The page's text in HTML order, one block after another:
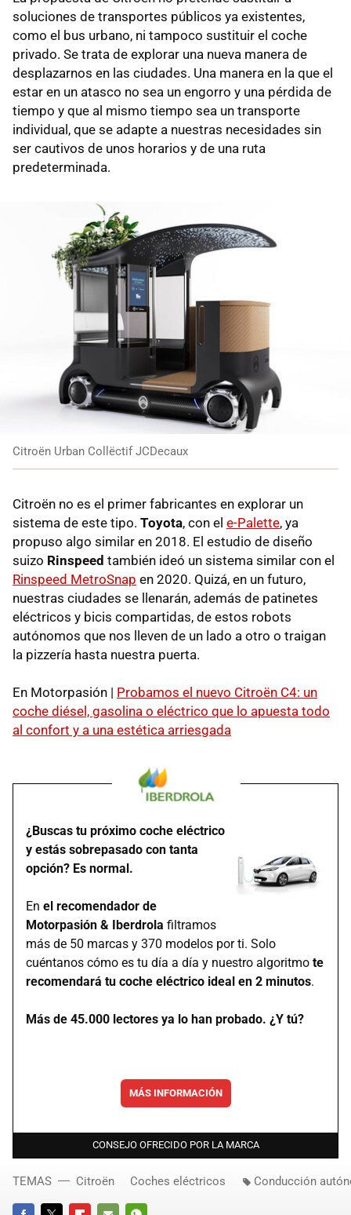
soluciones de transportes públicos ya existentes,
como el bus urbano, ni tampoco sustituir el coche
privado. Se trata de explorar una nueva manera de
desplazarnos en las ciudades. Una manera en la que el
estar en un atasco no sea un engorro y una pérdida de
tiempo y que al mismo tiempo sea un transporte
individual, que se adapte a nuestras necesidades sin
ser cautivos de unos horarios y de una ruta
predeterminada.
Citroën Urban Collëctif JCDecaux
Citroën no es el primer fabricantes en explorar un
sistema de este tipo. Toyota, con el e-Palette, ya
propuso algo similar en 2018. El estudio de diseño
suizo Rinspeed también ideó un sistema similar con el
Rinspeed MetroSnap en 2020. Quizá, en un futuro,
nuestras ciudades se llenarán, además de patinetes
eléctricos y bicis compartidas, de estos robots
autónomos que nos lleven de un lado a otro o traigan
la pizzería hasta nuestra puerta.
En Motorpasión | Probamos el nuevo Citroën C4: un
coche diésel, gasolina o eléctrico que lo apuesta todo
al confort y a una estética arriesgada
¿Buscas tu próximo coche eléctrico
y estás sobrepasado con tanta
opción? Es normal.
En el recomendador de
Motorpasión & Iberdrola filtramos
más de 50 marcas y 370 modelos por ti. Solo
cuéntanos cómo es tu día a día y nuestro algoritmo te
recomendará tu coche eléctrico ideal en 2 minutos.
Más de 45.000 lectores ya lo han probado. ¿Y tú?
MÁS INFORMACIÓN
CONSEJO OFRECIDO POR LA MARCA
TEMAS Citroën Coches eléctricos Conducción